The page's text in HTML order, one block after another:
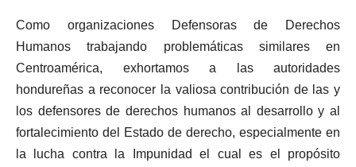
Como organizaciones Defensoras de Derechos
Humanos trabajando problemáticas similares en
Centroamérica, exhortamos a las autoridades
hondureñas a reconocer la valiosa contribución de las y
los defensores de derechos humanos al desarrollo y al
fortalecimiento del Estado de derecho, especialmente en
la lucha contra la Impunidad el cual es el propósito